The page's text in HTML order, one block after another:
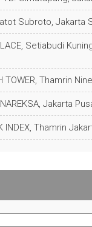
Subroto, Jakarta
Setiabudi
TOWER, Thamrin
Jakarta
INDEX, Thamrin